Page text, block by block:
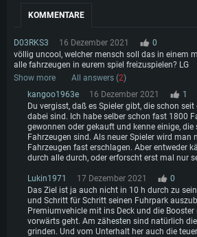
KOMMENTARE
D03RKS3 16 Dezember 2021
0
völlig uncool, welcher mensch soll das in einem
alle fahrzeugen in eurem spiel freizuspielen? LG
Show more
All answers (2)
kangoo1963e
16 Dezember 2021
1
Du vergisst, daß es Spieler gibt, die schon
dabei sind. Ich habe selber schon fast 1800
gewonnen oder gekauft und kenne einige, die
Fahrzeugen sind. Als neuer Spieler wird man
Fahrzeugen fast erschlagen. Aber entweder
durch alle durch, oder erforscht erst mal nur
Lukin1971 17 Dezember 2021
0
Das Ziel ist ja auch nicht in 10 h durch zu
und Schritt für Schritt seinen Fuhrpark
Premiumvehicle mit ins Deck und die
vorwärts geht. Am zähesten sind natürlich
grinden. Und vom Unterhalt her auch die